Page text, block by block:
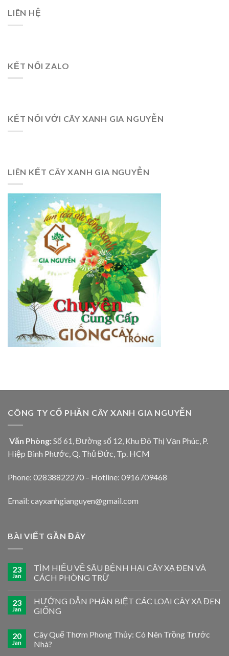
LIÊN HỆ
KẾT NỐI ZALO
KẾT NỐI VỚI CÂY XANH GIA NGUYỄN
LIÊN KẾT CÂY XANH GIA NGUYỄN
CÔNG TY CỔ PHẦN CÂY XANH GIA NGUYỄN
Văn Phòng: Số 61, Đường số 12, Khu Đô Thị Vạn Phúc, P.
Hiệp Bình Phước, Q. Thủ Đức, Tp. HCM
Phone: 02838822270 – Hotline: 0916709468
Email: cayxanhgianguyen@gmail.com
BÀI VIẾT GẦN ĐÂY
23
Jan
TÌM HIỂU VỀ SÂU BỆNH HẠI CÂY XẠ ĐEN VÀ
CÁCH PHÒNG TRỪ
23
Jan
HƯỚNG DẪN PHÂN BIỆT CÁC LOẠI CÂY XẠ ĐEN
GIỐNG
20
Jan
Cây Quế Thơm Phong Thủy: Có Nên Trồng Trước
Nhà?